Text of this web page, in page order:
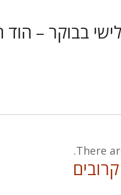
בבוקר – הוד
There